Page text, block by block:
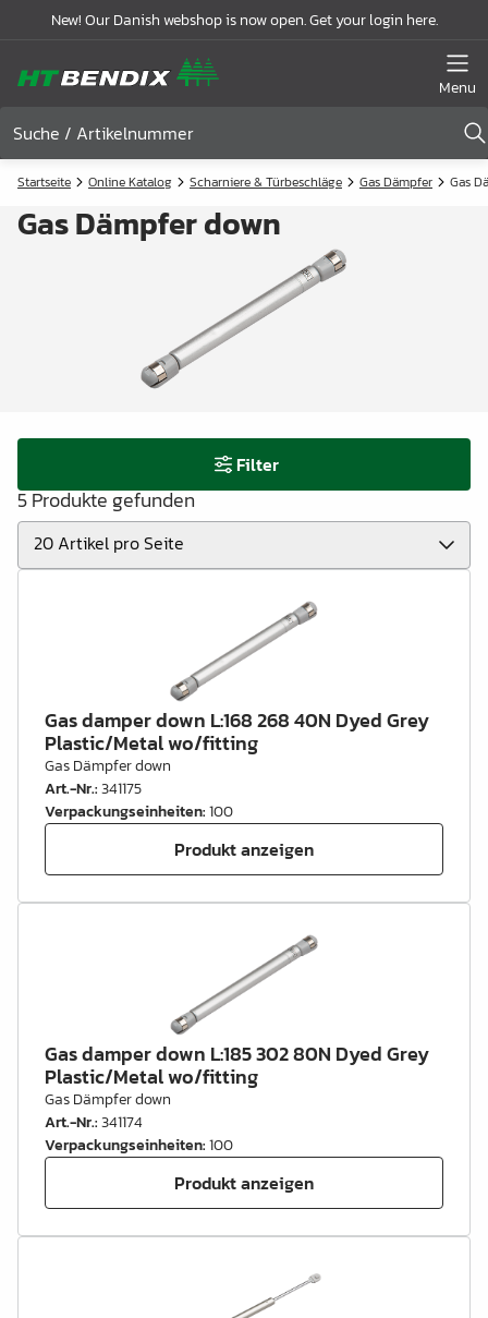
New! Our Danish webshop is now open. Get your login here.
Menu
Startseite Online Katalog Scharniere & Türbeschläge Gas Dämpfer Gas
Gas Dämpfer down
Filter
5 Produkte gefunden
Gas damper down L:168 268 40N Dyed Grey
Plastic/Metal wo/fitting
Gas Dämpfer down
Art.-Nr.:341175
Verpackungseinheiten:100
Produkt anzeigen
Gas damper down L:185 302 80N Dyed Grey
Plastic/Metal wo/fitting
Gas Dämpfer down
Art.-Nr.:341174
Verpackungseinheiten:100
Produkt anzeigen